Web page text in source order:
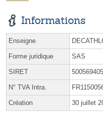
Informations
Enseigne
Forme juridique SAS
SIRET
N° TVA Intra.
Création 30 juillet